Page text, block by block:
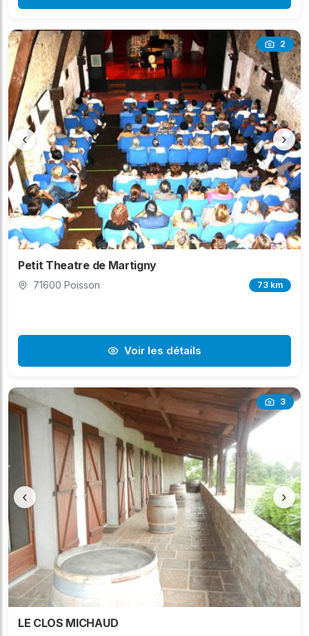
2
‹ ›
Petit Theatre de Martigny
71600 Poisson 73 km
Voir les détails
3
‹ ›
LE CLOS MICHAUD